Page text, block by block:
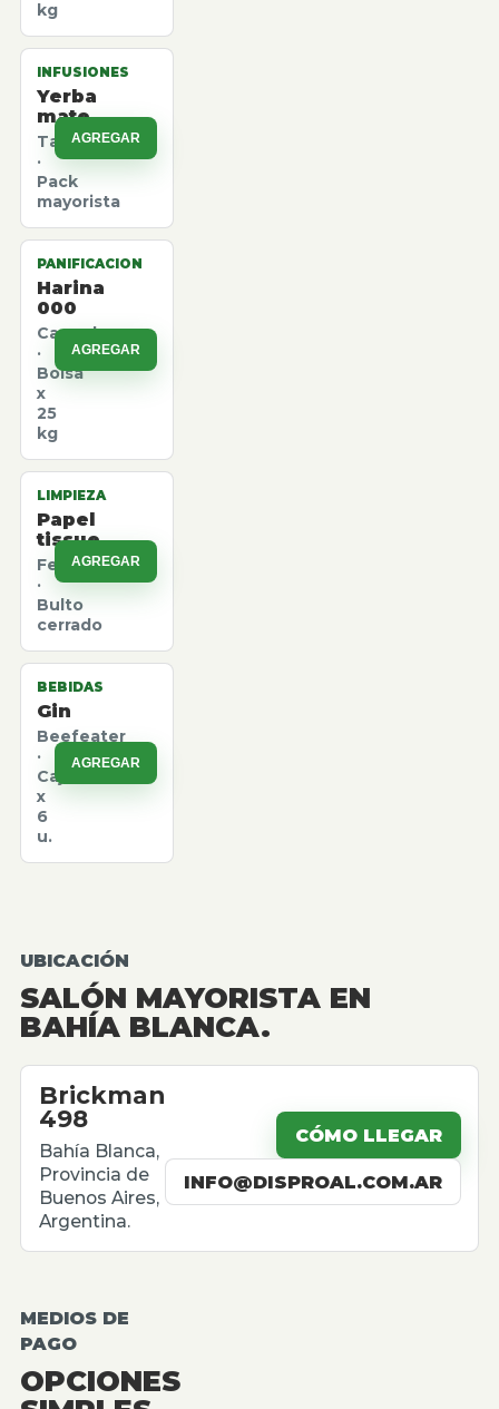
kg
INFUSIONES
Yerba
mate
Taragui
·
Pack
mayorista
AGREGAR
PANIFICACION
Harina
000
Canuelas
·
Bolsa
x
25
kg
AGREGAR
LIMPIEZA
Papel
tissue
Felpita
·
Bulto
cerrado
AGREGAR
BEBIDAS
Gin
Beefeater
·
Caja
x
6
u.
AGREGAR
UBICACIÓN
SALÓN MAYORISTA EN
BAHÍA BLANCA.
Brickman
498
Bahía Blanca,
Provincia de
Buenos Aires,
Argentina.
CÓMO LLEGAR
INFO@DISPROAL.COM.AR
MEDIOS DE
PAGO
OPCIONES